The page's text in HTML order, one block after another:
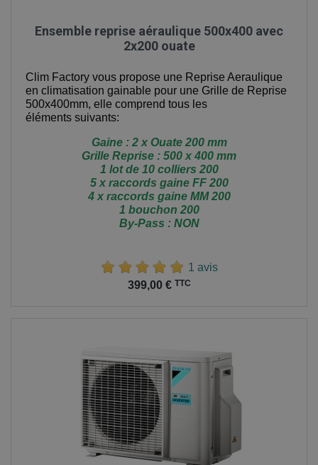
Ensemble reprise aéraulique 500x400 avec
2x200 ouate
Clim Factory vous propose une Reprise Aeraulique
en climatisation gainable pour une Grille de Reprise
500x400mm, elle comprend tous les
éléments suivants:
Gaine : 2 x Ouate 200 mm
Grille Reprise : 500 x 400 mm
1 lot de 10 colliers 200
5 x raccords gaine FF 200
4 x raccords gaine MM 200
1 bouchon 200
By-Pass : NON
1 avis
399,00 € TTC